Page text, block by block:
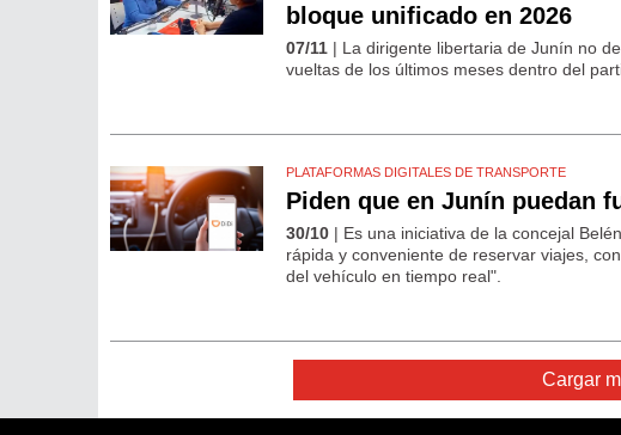
bloque unificado en 2026
07/11 | La dirigente libertaria de Junín no
vueltas de los últimos meses dentro del
PLATAFORMAS DIGITALES DE TRANSPORTE
Piden que en Junín puedan
30/10 | Es una iniciativa de la concejal
rápida y conveniente de reservar viajes,
del vehículo en tiempo real".
Cargar